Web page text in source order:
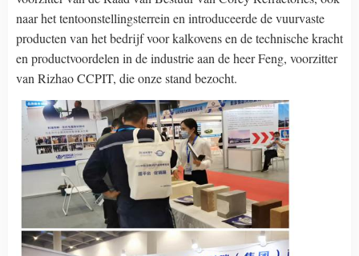
naar het tentoonstellingsterrein en introduceerde de vuurvaste
producten van het bedrijf voor kalkovens en de technische kracht
en productvoordelen in de industrie aan de heer Feng, voorzitter
van Rizhao CCPIT, die onze stand bezocht.